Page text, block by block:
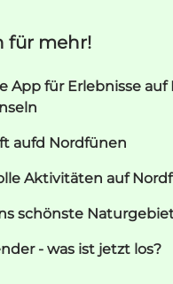
für mehr!
App für Erlebnisse auf
aufd Nordfünen
Aktivitäten auf
schönste
- was ist jetzt los?